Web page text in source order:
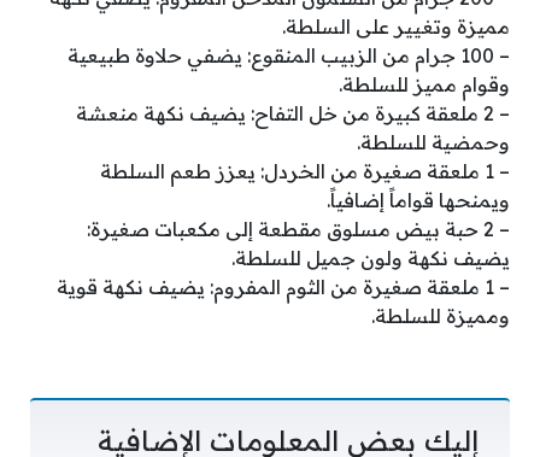
مميزة وتغيير على السلطة.
– 100 جرام من الزبيب المنقوع: يضفي حلاوة طبيعية
وقوام مميز للسلطة.
– 2 ملعقة كبيرة من خل التفاح: يضيف نكهة منعشة
وحمضية للسلطة.
– 1 ملعقة صغيرة من الخردل: يعزز طعم السلطة
ويمنحها قواماً إضافياً.
– 2 حبة بيض مسلوق مقطعة إلى مكعبات صغيرة:
يضيف نكهة ولون جميل للسلطة.
– 1 ملعقة صغيرة من الثوم المفروم: يضيف نكهة قوية
ومميزة للسلطة.
إليك بعض المعلومات الإضافية